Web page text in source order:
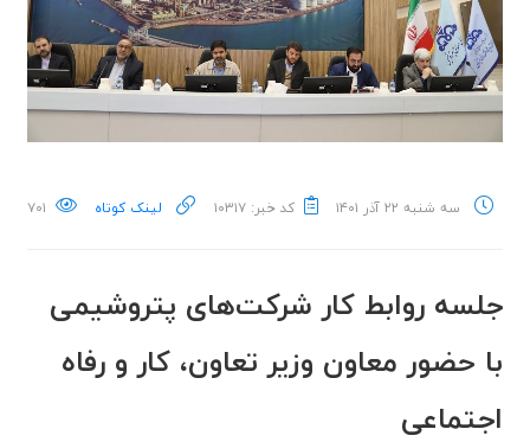
سه شنبه ۲۲ آذر ۱۴۰۱ کد خبر: ۱۰۳۱۷ لینک کوتاه ۷۰۱
جلسه روابط کار شرکت‌های پتروشیمی
با حضور معاون وزیر تعاون، کار و رفاه
اجتماعی